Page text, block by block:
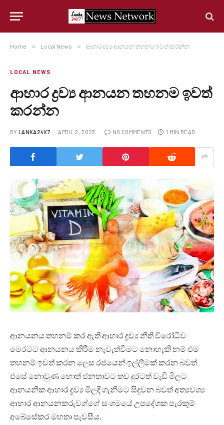
Home » Local News » ආහාර ද්‍රව්‍ය ආනයන තහනම ඉවත් කරන්න
LOCAL NEWS
ආහාර ද්‍රව්‍ය ආනයන තහනම ඉවත්
කරන්න
BY LANKA24X7 APRIL 2, 2023 NO COMMENTS 1 MIN READ
ආනයනය තහනම් කර ඇති ආහාර ද්‍රව්‍ය නීති විරෝධීව
මෙරටට ආනයනය කිරීම නැවැත්වීමට නොහැකි නම් එම
තහනම් ඉවත් කරන ලෙස රජයෙන් ඉල්ලීමක් කරන බවත්
එසේ නොවුණ හොත් ජනතාවට තව දුරටත් වැඩි මිලට
ආනයනික ආහාර ද්‍රව්‍ය මිලදී ගැනීමට සිදුවන බවත් අත්‍යවශ්‍ය
ආහාර ආනයනකරුවග්ගේ සංගමයේ උපදේශක පැරකුම්
අබේසේකර මහතා පැවසීය.